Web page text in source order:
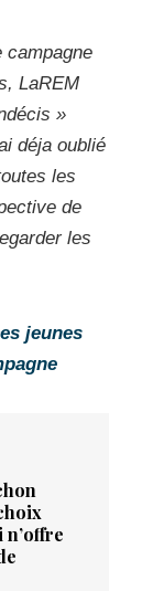
campagne
LaREM
»
déja oublié
les
de
les
jeunes
n’offre